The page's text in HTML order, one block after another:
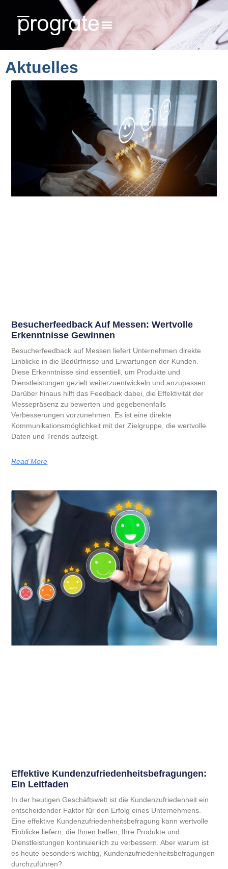
Aktuelles
Besucherfeedback Auf Messen: Wertvolle
Erkenntnisse Gewinnen
Besucherfeedback auf Messen liefert Unternehmen direkte
Einblicke in die Bedürfnisse und Erwartungen der Kunden.
Diese Erkenntnisse sind essentiell, um Produkte und
Dienstleistungen gezielt weiterzuentwickeln und anzupassen.
Darüber hinaus hilft das Feedback dabei, die Effektivität der
Messepräsenz zu bewerten und gegebenenfalls
Verbesserungen vorzunehmen. Es ist eine direkte
Kommunikationsmöglichkeit mit der Zielgruppe, die wertvolle
Daten und Trends aufzeigt.
Read More
Effektive Kundenzufrieden­heitsbefragungen:
Ein Leitfaden
In der heutigen Geschäftswelt ist die Kundenzufriedenheit ein
entscheidender Faktor für den Erfolg eines Unternehmens.
Eine effektive Kundenzufriedenheitsbefragung kann wertvolle
Einblicke liefern, die Ihnen helfen, Ihre Produkte und
Dienstleistungen kontinuierlich zu verbessern. Aber warum ist
es heute besonders wichtig, Kundenzufriedenheitsbefragungen
durchzuführen?